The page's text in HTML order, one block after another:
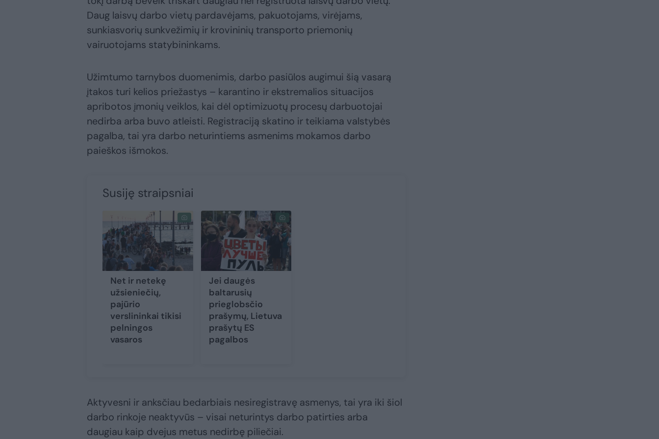
Daug laisvų darbo vietų pardavėjams, pakuotojams, virėjams,
sunkiasvorių sunkvežimių ir krovininių transporto priemonių
vairuotojams statybininkams.
Užimtumo tarnybos duomenimis, darbo pasiūlos augimui šią vasarą
įtakos turi kelios priežastys – karantino ir ekstremalios situacijos
apribotos įmonių veiklos, kai dėl optimizuotų procesų darbuotojai
nedirba arba buvo atleisti. Registraciją skatino ir teikiama valstybės
pagalba, tai yra darbo neturintiems asmenims mokamos darbo
paieškos išmokos.
Susiję straipsniai
Net ir netekę
užsieniečių,
pajūrio
verslininkai tikisi
pelningos
vasaros
Jei daugės
baltarusių
prieglobsčio
prašymų, Lietuva
prašytų ES
pagalbos
Aktyvesni ir anksčiau bedarbiais nesiregistravę asmenys, tai yra iki šiol
darbo rinkoje neaktyvūs – visai neturintys darbo patirties arba
daugiau kaip dvejus metus nedirbę piliečiai.